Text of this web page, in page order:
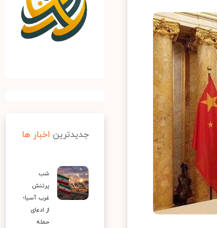
جدیدترین اخبار ها
شب
پرتنش
غرب آسیا؛
از ادعای
حمله